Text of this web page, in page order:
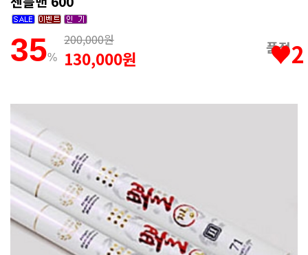
35%
품절
200,000원
130,000원 ♥2